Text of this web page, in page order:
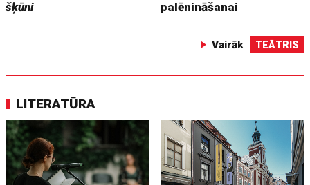
šķūni palēnināšanai
Vairāk TEĀTRIS
LITERATŪRA